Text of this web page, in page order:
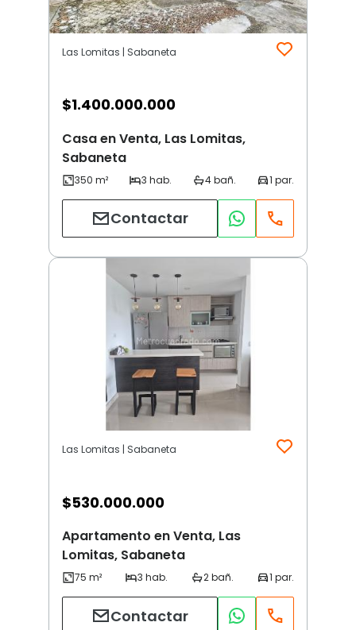
Las Lomitas | Sabaneta
$1.400.000.000
Casa en Venta, Las Lomitas,
Sabaneta
Contactar
Las Lomitas | Sabaneta
$530.000.000
Apartamento en Venta, Las
Lomitas, Sabaneta
Contactar